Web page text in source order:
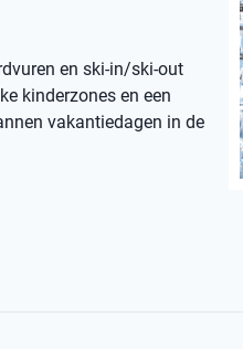
en ski-in/ski-out
kinderzones en een
vakantiedagen in de